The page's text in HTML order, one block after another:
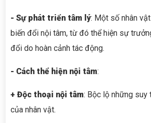
- Sự phát triển tâm lý: Một số nhân
biến đổi nội tâm, từ đó thể hiện sự
đổi do hoàn cảnh tác động.
- Cách thể hiện nội tâm:
+ Độc thoại nội tâm: Bộc lộ những suy
của nhân vật.